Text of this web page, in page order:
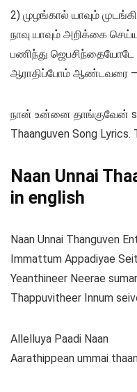
2) முழங்கால் யாவும்
நாவு யாவும் அறிக்கை
பணிந்து ஜெபசிந்தையோடே
ஆராதிப்போம் ஆண்டவரை
நான் உன்னை தாங்குவேன்
Thaanguven Song Lyrics.
Naan Unnai
in english
Naan Unnai Thanguven
Immattum Appadiyae
Yeanthineer Neerae
Thappuvitheer Innum
Allelluya Paadi Naan
Aarathippean ummai